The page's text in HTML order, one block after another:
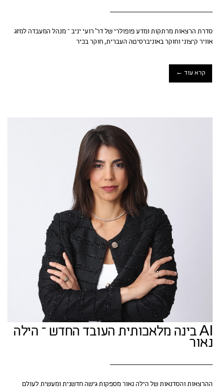
סדרת הרצאות מרתקות ומדע פופולרי של דר' רועי יניב – מנהל המעבדה למזג
אוויר קיצוני וחוקר באוניברסיטה העברית, חוקר בכיר
קרא עוד ←
AI בינה מלאכותית העובד החדש – הילה
נאור
ההרצאות והסדנאות של הילה נאור מספקות גישה חדשנית ומעשית לעולם